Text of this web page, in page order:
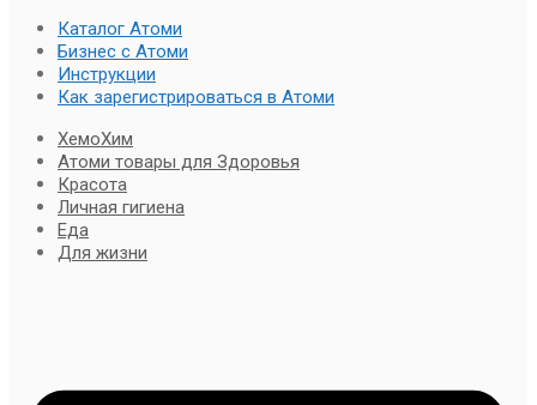
Каталог Атоми
Бизнес с Атоми
Инструкции
Как зарегистрироваться в Атоми
ХемоХим
Атоми товары для Здоровья
Красота
Личная гигиена
Еда
Для жизни